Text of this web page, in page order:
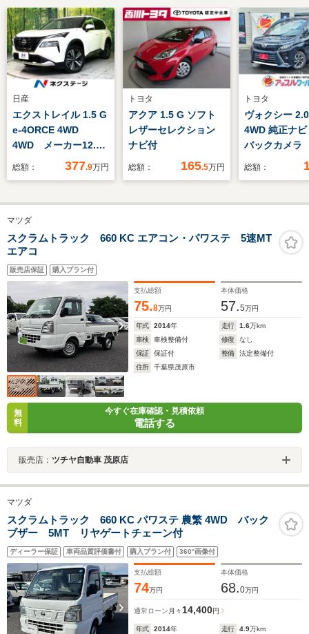
日産
エクストレイル 1.5 G
e-4ORCE 4WD
4WD メーカー12.3
型ナビ 全周囲カメ
クドア シートヒータ
ー ステアリングヒー
ター デジタルインナ
ーミラー ETC LED
ヘッド＆フォグ オー
トハイビーム
総額： 377.9万円
トヨタ
アクア 1.5 G ソフト
レザーセレクション
ナビ付
総額： 165.5万円
トヨタ
ヴォクシー
4WD 純正
バックカメラ
プモニター
ト セーフテ
総額：
マツダ
スクラムトラック 660 KC エアコン・パワステ 5速MT
エアコ
販売店保証 購入プラン付
支払総額
75.8万円
本体価格
57.5万円
年式 2014年 走行 1.6万km
車検
車検整備付 修復
なし
保証
保証付 整備
法定整備付
住所
千葉県茂原市
無
料
今すぐ在庫確認・見積依頼
電話する
販売店： ツチヤ自動車 茂原店
マツダ
スクラムトラック 660 KC パワステ 農繁 4WD バック
ブザー 5MT リヤゲートチェーン付
ディーラー保証 車両品質評価書付 購入プラン付 360°画像付
支払総額
74万円
本体価格
68.0万円
通常ローン 月々 14,400円
年式 2014年 走行 4.9万km